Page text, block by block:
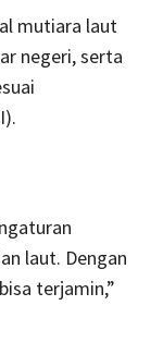
mutiara laut
negeri, serta
laut. Dengan
terjamin,”